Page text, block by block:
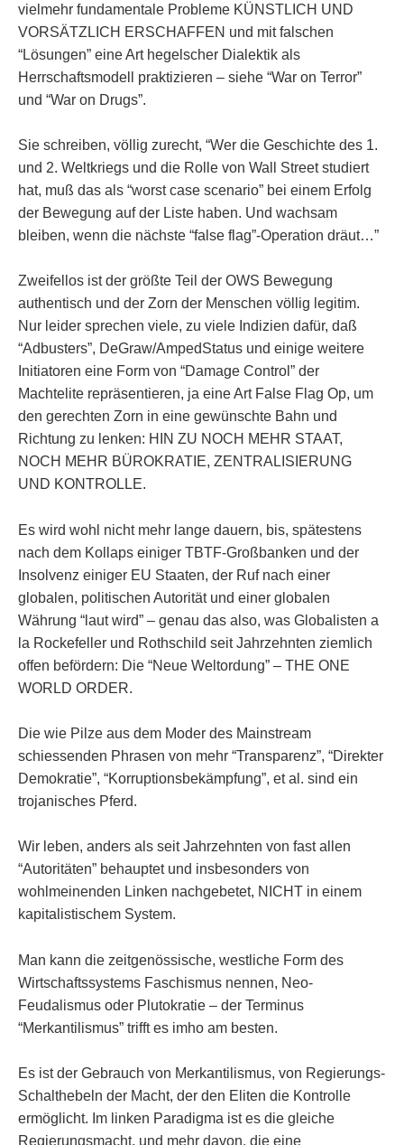
vielmehr fundamentale Probleme KÜNSTLICH UND
VORSÄTZLICH ERSCHAFFEN und mit falschen
“Lösungen” eine Art hegelscher Dialektik als
Herrschaftsmodell praktizieren – siehe “War on Terror”
und “War on Drugs”.
Sie schreiben, völlig zurecht, “Wer die Geschichte des 1.
und 2. Weltkriegs und die Rolle von Wall Street studiert
hat, muß das als “worst case scenario” bei einem Erfolg
der Bewegung auf der Liste haben. Und wachsam
bleiben, wenn die nächste “false flag”-Operation dräut…”
Zweifellos ist der größte Teil der OWS Bewegung
authentisch und der Zorn der Menschen völlig legitim.
Nur leider sprechen viele, zu viele Indizien dafür, daß
“Adbusters”, DeGraw/AmpedStatus und einige weitere
Initiatoren eine Form von “Damage Control” der
Machtelite repräsentieren, ja eine Art False Flag Op, um
den gerechten Zorn in eine gewünschte Bahn und
Richtung zu lenken: HIN ZU NOCH MEHR STAAT,
NOCH MEHR BÜROKRATIE, ZENTRALISIERUNG
UND KONTROLLE.
Es wird wohl nicht mehr lange dauern, bis, spätestens
nach dem Kollaps einiger TBTF-Großbanken und der
Insolvenz einiger EU Staaten, der Ruf nach einer
globalen, politischen Autorität und einer globalen
Währung “laut wird” – genau das also, was Globalisten a
la Rockefeller und Rothschild seit Jahrzehnten ziemlich
offen befördern: Die “Neue Weltordung” – THE ONE
WORLD ORDER.
Die wie Pilze aus dem Moder des Mainstream
schiessenden Phrasen von mehr “Transparenz”, “Direkter
Demokratie”, “Korruptionsbekämpfung”, et al. sind ein
trojanisches Pferd.
Wir leben, anders als seit Jahrzehnten von fast allen
“Autoritäten” behauptet und insbesonders von
wohlmeinenden Linken nachgebetet, NICHT in einem
kapitalistischem System.
Man kann die zeitgenössische, westliche Form des
Wirtschaftssystems Faschismus nennen, Neo-
Feudalismus oder Plutokratie – der Terminus
“Merkantilismus” trifft es imho am besten.
Es ist der Gebrauch von Merkantilismus, von Regierungs-
Schalthebeln der Macht, der den Eliten die Kontrolle
ermöglicht. Im linken Paradigma ist es die gleiche
Regierungsmacht, und mehr davon, die eine